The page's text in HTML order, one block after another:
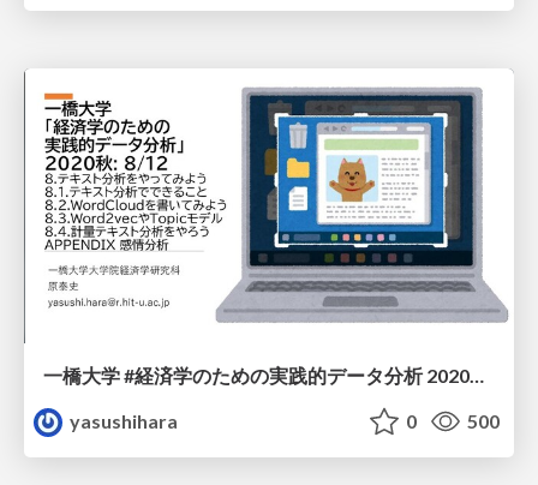
一橋大学 #経済学のための実践的データ分析 2020秋: 8/12
yasushihara
0 500